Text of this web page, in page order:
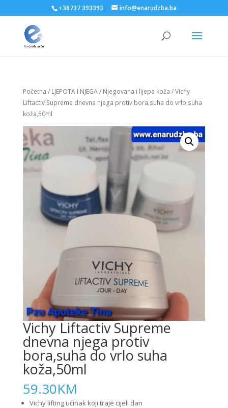
+38737 393393 info@enarudzba.ba
Početna / LJEPOTA I NJEGA/ Njegovana i lijepa koža / Vichy
Liftactiv Supreme dnevna njega protiv bora,suha do vrlo suha
koža,50ml
Vichy Liftactiv Supreme
dnevna njega protiv
bora,suha do vrlo suha
koža,50ml
59.30KM
Vichy lifting učinak koji traje cijeli dan